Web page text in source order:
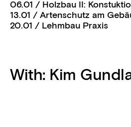
06.01 / Holzbau II:
13.01 / Artenschutz am
20.01 / Lehmbau Praxis
With: Kim